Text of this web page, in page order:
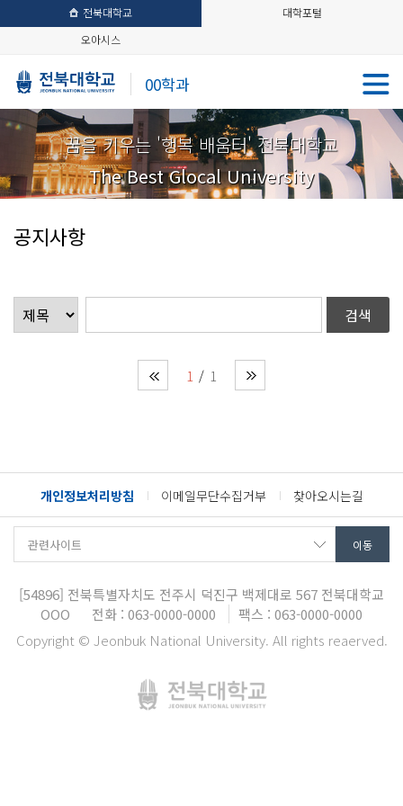
전북대학교
대학포털
오아시스
00학과
꿈을 키우는 '행복 배움터' 전북대학교
The Best Glocal University
공지사항
1 1
개인정보처리방침 이메일무단수집거부 찾아오시는길
[54896] 전북특별자치도 전주시 덕진구 백제대로 567 전북대학교
OOO
전화 : 063-0000-0000
팩스 : 063-0000-0000
Copyright © Jeonbuk National University. All rights reaerved.